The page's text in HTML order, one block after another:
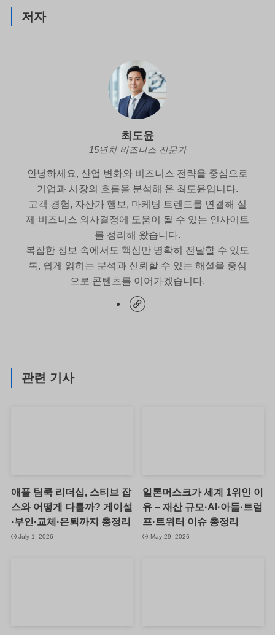
저자
최도윤
15년차 비즈니스 전문가
안녕하세요, 산업 변화와 비즈니스 전략을 중심으로
기업과 시장의 흐름을 분석해 온 최도윤입니다.
고객 경험, 자산가 행보, 마케팅 트렌드를 연결해 실
제 비즈니스 의사결정에 도움이 될 수 있는 인사이트
를 정리해 왔습니다.
복잡한 정보 속에서도 핵심만 명확히 전달할 수 있도
록, 쉽게 읽히는 분석과 신뢰할 수 있는 해설을 중심
으로 콘텐츠를 이어가겠습니다.
관련 기사
애플 팀쿡 리더십, 스티브 잡
스와 어떻게 다를까? 게이설
·부인·교체·은퇴까지 총정리
July 1, 2026
일론머스크가 세계 1위인 이
유 – 재산 규모·AI·아들·트럼
프·트위터 이슈 총정리
May 29, 2026